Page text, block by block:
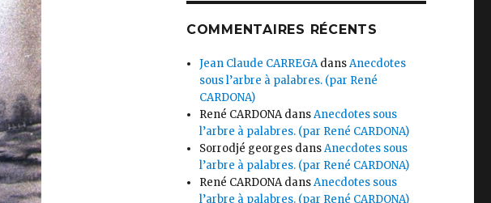
COMMENTAIRES RÉCENTS
Jean Claude CARREGAdansAnecdotes
sous l’arbre à palabres. (par René
CARDONA)
René CARDONAdansAnecdotes sous
l’arbre à palabres. (par René CARDONA)
Sorrodjé georges dansAnecdotes sous
l’arbre à palabres. (par René CARDONA)
René CARDONAdansAnecdotes sous
l’arbre à palabres. (par René CARDONA)